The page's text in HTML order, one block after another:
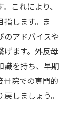
これにより、
します。ま
のアドバイスや
げます。外反母
識を持ち、早期
骨院での専門的
しましょう。